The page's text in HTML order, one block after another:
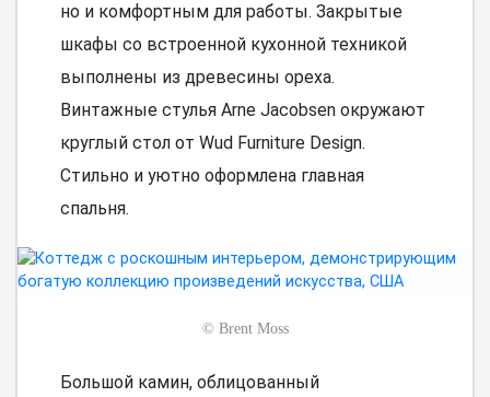
но и комфортным для работы. Закрытые
шкафы со встроенной кухонной техникой
выполнены из древесины ореха.
Винтажные стулья Arne Jacobsen окружают
круглый стол от Wud Furniture Design.
Стильно и уютно оформлена главная
спальня.
© Brent Moss
Большой камин, облицованный